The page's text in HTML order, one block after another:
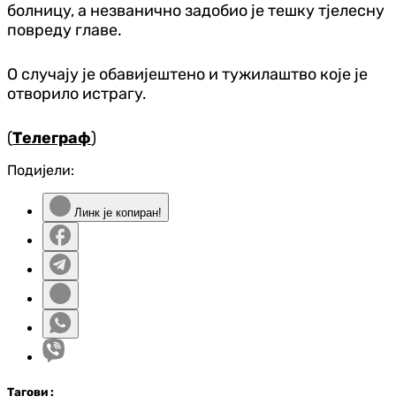
болницу, а незванично задобио је тешку тјелесну
повреду главе.
О случају је обавијештено и тужилаштво које је
отворило истрагу.
(Телеграф)
Подијели:
Линк је копиран!
Тагови :